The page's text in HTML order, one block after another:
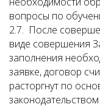
вопросы по
2.7. После
виде совершения
заполнения
заявке, договор
расторгнут по